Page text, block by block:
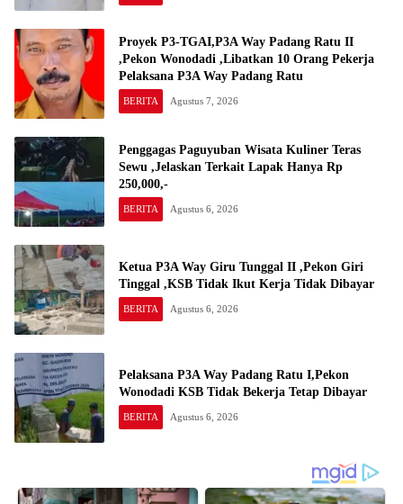
Proyek P3-TGAI,P3A Way Padang Ratu II
,Pekon Wonodadi ,Libatkan 10 Orang Pekerja
Pelaksana P3A Way Padang Ratu
BERITA Agustus 7, 2026
Penggagas Paguyuban Wisata Kuliner Teras
Sewu ,Jelaskan Terkait Lapak Hanya Rp
250,000,-
BERITA Agustus 6, 2026
Ketua P3A Way Giru Tunggal II ,Pekon Giri
Tinggal ,KSB Tidak Ikut Kerja Tidak Dibayar
BERITA Agustus 6, 2026
Pelaksana P3A Way Padang Ratu I,Pekon
Wonodadi KSB Tidak Bekerja Tetap Dibayar
BERITA Agustus 6, 2026